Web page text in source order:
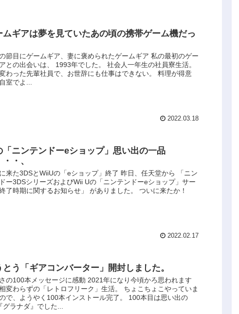
ムギアは夢を見ていたあの頃の携帯ゲーム機だっ
節目にゲームギア、妻に褒められたゲームギア 私の最初のゲー
との出会いは、 1993年でした。 社会人一年生の社員寮生活。
わった先輩社員で、お世辞にも仕事はできない。 料理が得意
室でよ...
2022.03.18
「ニンテンドーeショップ」思い出の一品
・、
来た3DSとWiiUの「eショップ」終了 昨日、任天堂から 「ニン
ー3DSシリーズおよびWii Uの「ニンテンドーeショップ」サー
了時期に関するお知らせ」 がありました。 ついに来たか！
2022.02.17
とう「ギアコンバーター」開封しました。
の100本メッセージに感動 2021年になり今頃かろ思われます
変わらずの「レトロフリーク」生活。 ちょこちょこやっていま
で、ようやく100本インストール完了。 100本目は思い出の
グラナダ』でした...